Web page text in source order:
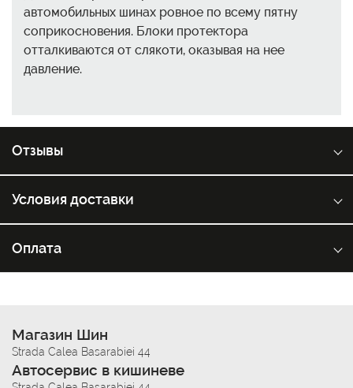
автомобильных шинах ровное по всему пятну
соприкосновения. Блоки протектора
отталкиваются от слякоти, оказывая на нее
давление.
Отзывы
Условия доставки
Оплата
Магазин Шин
Strada Calea Basarabiei 44
Автосервис в кишиневе